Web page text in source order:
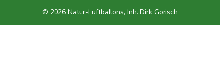
© 2026 Natur-Luftballons, Inh. Dirk Gorisch